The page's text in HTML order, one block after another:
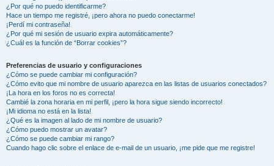
¿Por qué no puedo identificarme?
Hace un tiempo me registré, ¡pero ahora no puedo conectarme!
¡Perdí mi contraseña!
¿Por qué mi sesión de usuario expira automáticamente?
¿Cuál es la función de “Borrar cookies”?
Preferencias de usuario y configuraciones
¿Cómo se puede cambiar mi configuración?
¿Cómo evito que mi nombre de usuario aparezca en las listas de usuarios conectados?
¡La hora en los foros no es correcta!
Cambié la zona horaria en mi perfil, ¡pero la hora sigue siendo incorrecto!
¡Mi idioma no está en la lista!
¿Qué es la imagen al lado de mi nombre de usuario?
¿Cómo puedo mostrar un avatar?
¿Cómo se puede cambiar mi rango?
Cuando hago clic sobre el enlace de e-mail de un usuario, ¡me pide que me registre!